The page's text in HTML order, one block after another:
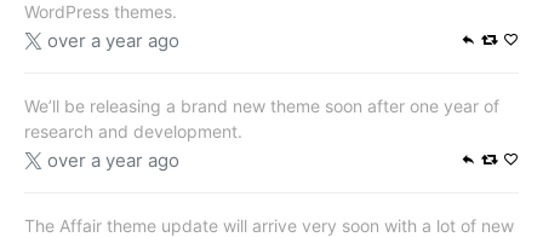
WordPress themes.
over a year ago
We’ll be releasing a brand new theme soon after one year of
research and development.
over a year ago
The Affair theme update will arrive very soon with a lot of new